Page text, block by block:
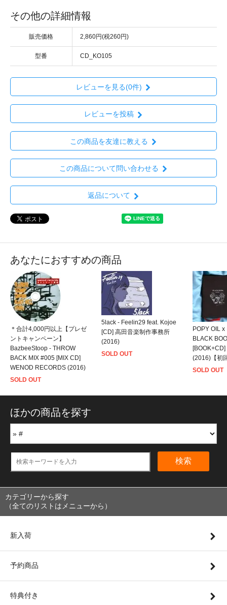
その他の詳細情報
販売価格 2,860円(税260円)
型番 CD_KO105
レビューを見る(0件)
レビューを投稿
この商品を友達に教える
この商品について問い合わせる
返品について
あなたにおすすめの商品
＊合計4,000円以上【プレゼ
ントキャンペーン】
BazbeeStoop - THROW
BACK MIX #005 [MIX CD]
WENOD RECORDS (2016)
SOLD OUT
5lack - Feelin29 feat. Kojoe
[CD] 高田音楽制作事務所
(2016)
SOLD OUT
POPY OIL
BLACK
(2016)【初
SOLD OUT
ほかの商品を探す
検索
カテゴリーから探す
（全てのリストはメニューから）
新入荷
予約商品
特典付き